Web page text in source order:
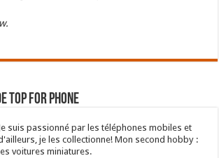
Top For Phone
suis passionné par les téléphones mobiles et
je les collectionne! Mon second hobby :
voitures miniatures.